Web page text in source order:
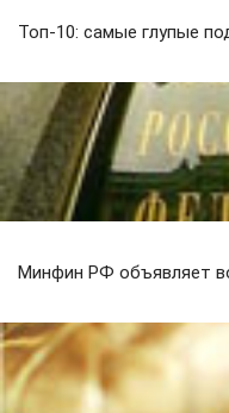
Топ-10: самые глупые
Минфин РФ объявляет